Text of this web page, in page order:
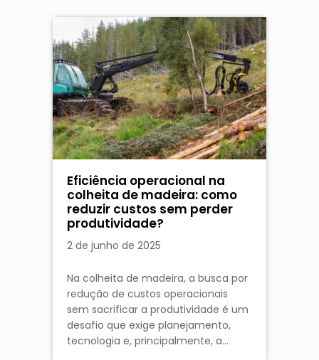
Eficiência operacional na
colheita de madeira: como
reduzir custos sem perder
produtividade?
2 de junho de 2025
Na colheita de madeira, a busca por
redução de custos operacionais
sem sacrificar a produtividade é um
desafio que exige planejamento,
tecnologia e, principalmente, a…